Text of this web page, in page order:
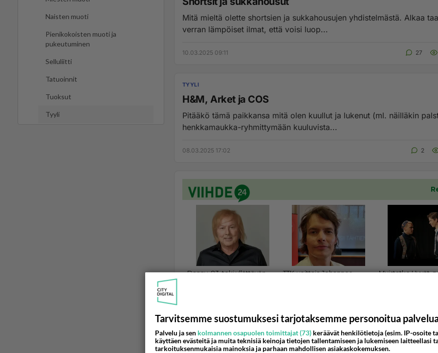
Naisten muoti
Pienikokoisten muoti ja
pukeutuminen
Selluliitti
Tatuoinnit
Tuoksut
Tyyli
Mitä mieltä olette shortsien ja sukkahousujen yhdistelmästä. Alkaa
verran lämpöiset ilmat, että voisi luop...
10.03.2025 09:11 27
TYYLI
H&M, Arket ja COS
Pitääkö tämä paikkansa mitä olen kuullut ja lukenut (ml. näilläkin
henkkamaukka-ryhmittymään kuuluvista...
08.03.2025 17:02 2
TYYLI
H&M-ketjun COS on tullut takaisin Helsinkiin
Tarvitsemme suostumuksesi tarjotaksemme personoitua
Palvelu ja sen kolmannen osapuolen toimittajat (73) keräävät henkilötietoja (esim. IP-osoite
käyttäen evästeitä ja muita teknisiä keinoja tietojen tallentamiseen ja lukemiseen laitteellasi
tarkoituksenmukaisia mainoksia ja parhaan mahdollisen asiakaskokemuksen.